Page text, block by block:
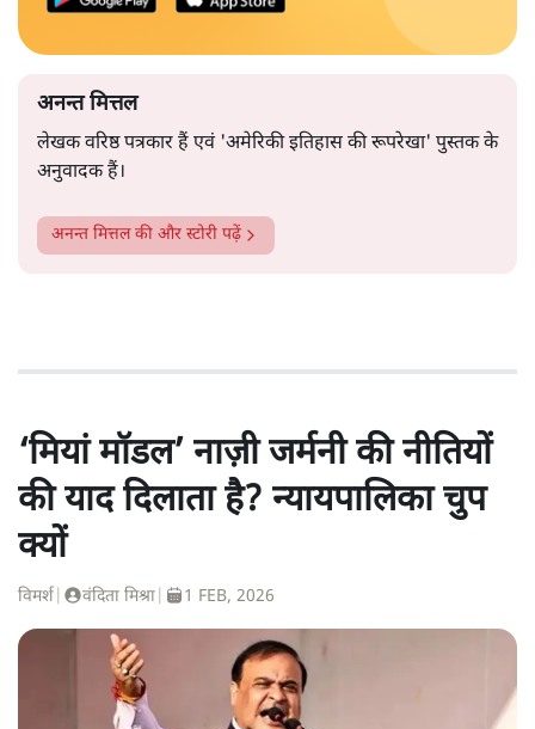
अनन्त मित्तल
लेखक वरिष्ठ पत्रकार हैं एवं 'अमेरिकी इतिहास की रूपरेखा' पुस्तक के
अनुवादक हैं।
अनन्त मित्तलकी और स्टोरी पढ़ें
‘मियां मॉडल’ नाज़ी जर्मनी की नीतियों
की याद दिलाता है? न्यायपालिका चुप
क्यों
विमर्श वंदिता मिश्रा 1 FEB, 2026